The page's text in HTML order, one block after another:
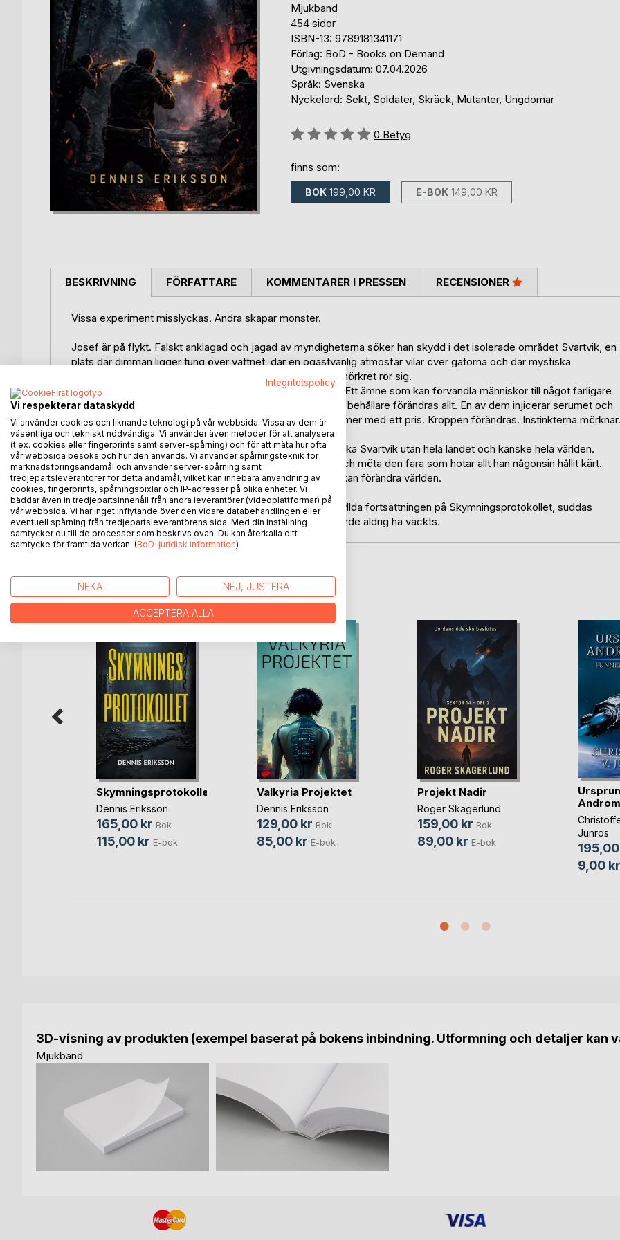
Mjukband
454 sidor
ISBN-13: 9789181341171
Förlag: BoD - Books on Demand
Utgivningsdatum: 07.04.2026
Språk: Svenska
Nyckelord: Sekt, Soldater, Skräck, Mutanter, Ungdomar
Betyg::
0 Betyg
finns som:
BOK 199,00 KR E-BOK 149,00 KR
BESKRIVNING
Vissa experiment misslyckas. Andra skapar monster.
Josef är på flykt. Falskt anklagad och jagad av myndigheterna söker han skydd i det isolerade området Svartvik, en
plats där dimman ligger tung över vattnet, där en ogästvänlig atmosfär vilar över gatorna och där mystiska
försvinnanden plågar staden. Gatorna är ödsliga. Något i mörkret rör sig.
En sekt har återvänt från skuggorna. Deras mål: Serum X. Ett ämne som kan förvandla människor till något farligare
än monster. När en grupp ungdomar råkar komma över en behållare förändras allt. En av dem injicerar serumet och
får krafter som ingen borde kunna bära. Men styrkan kommer med ett pris. Kroppen förändras. Instinkterna mörknar.
Hungern växer.
Sekten närmar sig. Hotet växer snabbt, de vill inte bara sluka Svartvik utan hela landet och kanske hela världen.
Josef känner sig tvingad att plocka upp sina vapen igen och möta den fara som hotar allt han någonsin hållit kärt.
Ensam, men med nya allierade, ställs han mot något som kan förändra världen.
I Drakens andetag, den mörka, obehagliga och adrenalinfyllda fortsättningen på Skymningsprotokollet, suddas
gränsen mellan människa och monster ut. Vissa krafter borde aldrig ha väckts.
FÖRFATTARE KOMMENTARER I PRESSEN RECENSIONER
ANDRA TITLAR HOSBoD
Skymningsprotokollet
Dennis Eriksson
165,00 kr Bok
115,00 kr E-bok
Valkyria Projektet
Dennis Eriksson
129,00 kr Bok
85,00 kr E-bok
Projekt Nadir
Roger Skagerlund
159,00 kr Bok
89,00 kr E-bok
Junros
9,00 kr
3D-visning av produkten (exempel baserat på bokens inbindning. Utformning och detaljer kan
Mjukband
Integritetspolicy
Vi respekterar dataskydd
Vi använder cookies och liknande teknologi på vår webbsida. Vissa av dem är
väsentliga och tekniskt nödvändiga. Vi använder även metoder för att analysera
(t.ex. cookies eller fingerprints samt server-spårning) och för att mäta hur ofta
vår webbsida besöks och hur den används. Vi använder spårningsteknik för
marknadsföringsändamål och använder server-spårning samt
tredjepartsleverantörer för detta ändamål, vilket kan innebära användning av
cookies, fingerprints, spårningspixlar och IP-adresser på olika enheter. Vi
bäddar även in tredjepartsinnehåll från andra leverantörer (videoplattformar) på
vår webbsida. Vi har inget inflytande över den vidare databehandlingen eller
eventuell spårning från tredjepartsleverantörens sida. Med din inställning
samtycker du till de processer som beskrivs ovan. Du kan återkalla ditt
samtycke för framtida verkan. (BoD-juridisk information)
NEKA NEJ, JUSTERA
ACCEPTERA ALLA